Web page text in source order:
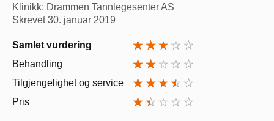
Klinikk: Drammen Tannlegesenter AS
Skrevet30. januar 2019
Samlet vurdering
Behandling
Tilgjengelighet og service
Pris